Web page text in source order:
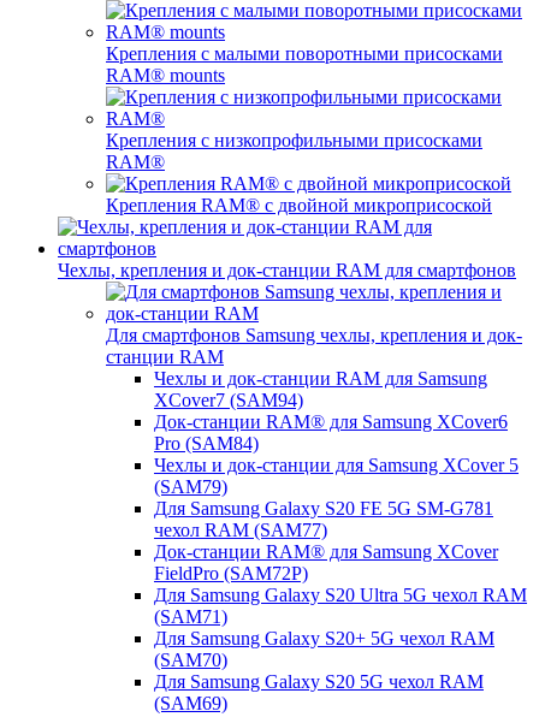
Крепления с малыми поворотными присосками
RAM® mounts
Крепления с низкопрофильными присосками
RAM®
Крепления RAM® с двойной микроприсоской
Чехлы, крепления и док-станции RAM для смартфонов
Для смартфонов Samsung чехлы, крепления и док-
станции RAM
Чехлы и док-станции RAM для Samsung
XCover7 (SAM94)
Док-станции RAM® для Samsung XCover6
Pro (SAM84)
Чехлы и док-станции для Samsung XCover 5
(SAM79)
Для Samsung Galaxy S20 FE 5G SM-G781
чехол RAM (SAM77)
Док-станции RAM® для Samsung XCover
FieldPro (SAM72P)
Для Samsung Galaxy S20 Ultra 5G чехол RAM
(SAM71)
Для Samsung Galaxy S20+ 5G чехол RAM
(SAM70)
Для Samsung Galaxy S20 5G чехол RAM
(SAM69)